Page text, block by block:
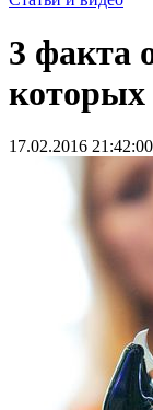
3 факта
17.02.2016 21:42:00